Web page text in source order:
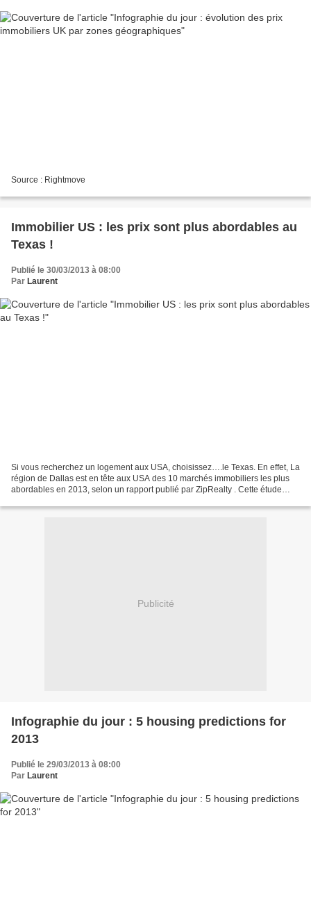
Source : Rightmove
Immobilier US : les prix sont plus abordables au
Texas !
Publié le 30/03/2013 à 08:00
Par Laurent
Si vous recherchez un logement aux USA, choisissez….le Texas. En effet, La
région de Dallas est en tête aux USA des 10 marchés immobiliers les plus
abordables en 2013, selon un rapport publié par ZipRealty . Cette étude
Publicité
Infographie du jour : 5 housing predictions for
2013
Publié le 29/03/2013 à 08:00
Par Laurent